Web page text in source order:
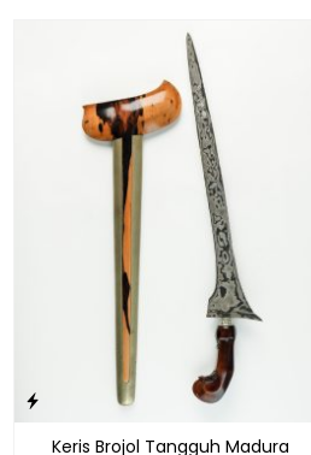
Keris Brojol Tangguh Madura